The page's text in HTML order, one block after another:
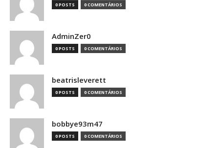
0 POSTS 0 COMENTÁRIOS
AdminZer0
0 POSTS 0 COMENTÁRIOS
beatrisleverett
0 POSTS 0 COMENTÁRIOS
bobbye93m47
0 POSTS 0 COMENTÁRIOS